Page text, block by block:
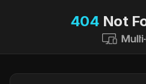
404 Not